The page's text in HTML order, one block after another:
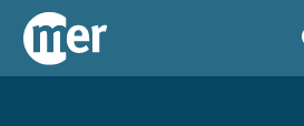
CNEE – FR